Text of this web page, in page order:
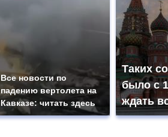
Все новости по
падению вертолета на
Кавказе: читать здесь
Таких
было с
ждать